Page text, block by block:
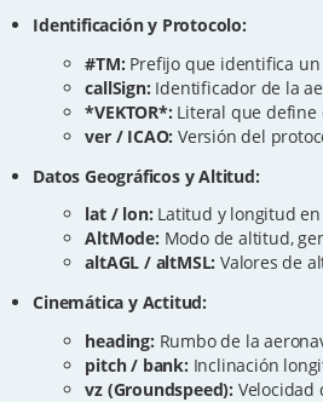
Identificación y Protocolo:
#TM: Prefijo que identifica
callSign: Identificador de la
*VEKTOR*: Literal que define
ver / ICAO: Versión del
Datos Geográficos y Altitud:
lat / lon: Latitud y longitud
AltMode: Modo de altitud,
altAGL / altMSL: Valores de
Cinemática y Actitud:
heading: Rumbo de la
pitch / bank: Inclinación
vz (Groundspeed): Velocidad